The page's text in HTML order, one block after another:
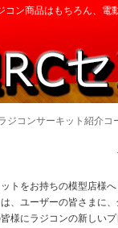
ン商品はもちろん、
ジコンサーキット紹介コ
トをお持ちの模型店様へ
、ユーザーの皆さまに
皆様にラジコンの新しい